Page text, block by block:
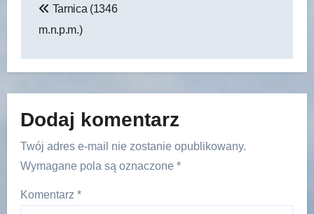
wpisu
Tarnica (1346
m.n.p.m.)
Dodaj komentarz
Twój adres e-mail nie zostanie opublikowany.
Wymagane pola są oznaczone *
Komentarz *